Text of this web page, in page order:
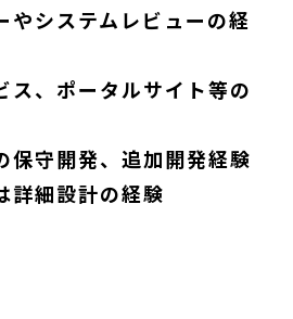
やシステムレビューの経
ス、ポータルサイト等の
保守開発、追加開発経験
詳細設計の経験